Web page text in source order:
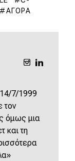
ΑΓΟΡΆ
7/1999
τον
όμως μια
και τη